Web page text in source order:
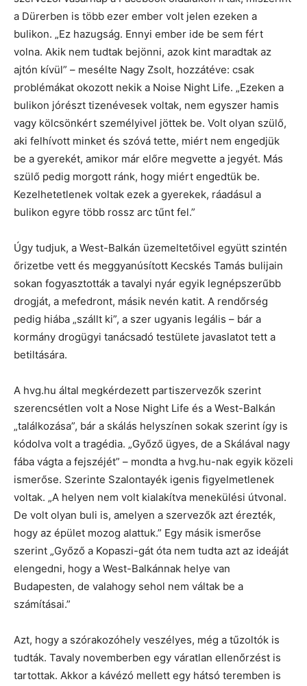
a Dürerben is több ezer ember volt jelen ezeken a
bulikon. „Ez hazugság. Ennyi ember ide be sem fért
volna. Akik nem tudtak bejönni, azok kint maradtak az
ajtón kívül” – mesélte Nagy Zsolt, hozzátéve: csak
problémákat okozott nekik a Noise Night Life. „Ezeken a
bulikon jórészt tizenévesek voltak, nem egyszer hamis
vagy kölcsönkért személyivel jöttek be. Volt olyan szülő,
aki felhívott minket és szóvá tette, miért nem engedjük
be a gyerekét, amikor már előre megvette a jegyét. Más
szülő pedig morgott ránk, hogy miért engedtük be.
Kezelhetetlenek voltak ezek a gyerekek, ráadásul a
bulikon egyre több rossz arc tűnt fel.”
Úgy tudjuk, a West-Balkán üzemeltetőivel együtt szintén
őrizetbe vett és meggyanúsított Kecskés Tamás bulijain
sokan fogyasztották a tavalyi nyár egyik legnépszerűbb
drogját, a mefedront, másik nevén katit. A rendőrség
pedig hiába „szállt ki”, a szer ugyanis legális – bár a
kormány drogügyi tanácsadó testülete javaslatot tett a
betiltására.
A hvg.hu által megkérdezett partiszervezők szerint
szerencsétlen volt a Nose Night Life és a West-Balkán
„találkozása”, bár a skálás helyszínen sokak szerint így is
kódolva volt a tragédia. „Győző ügyes, de a Skálával nagy
fába vágta a fejszéjét” – mondta a hvg.hu-nak egyik közeli
ismerőse. Szerinte Szalontayék igenis figyelmetlenek
voltak. „A helyen nem volt kialakítva menekülési útvonal.
De volt olyan buli is, amelyen a szervezők azt érezték,
hogy az épület mozog alattuk.” Egy másik ismerőse
szerint „Győző a Kopaszi-gát óta nem tudta azt az ideáját
elengedni, hogy a West-Balkánnak helye van
Budapesten, de valahogy sehol nem váltak be a
számításai.”
Azt, hogy a szórakozóhely veszélyes, még a tűzoltók is
tudták. Tavaly novemberben egy váratlan ellenőrzést is
tartottak. Akkor a kávézó mellett egy hátsó teremben is